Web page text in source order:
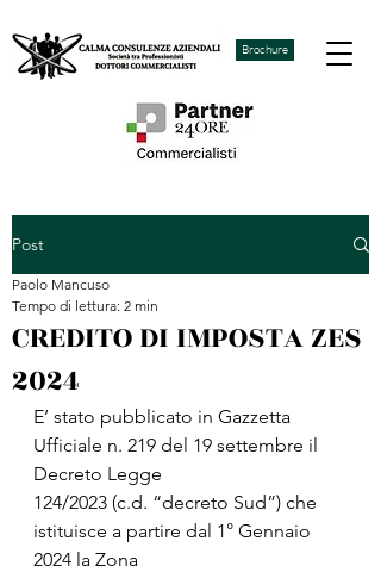
Brochure
Post
CREDITO DI IMPOSTA ZES
2024
Paolo Mancuso
Tempo di lettura: 2 min
E’ stato pubblicato in Gazzetta
Ufficiale n. 219 del 19 settembre il
Decreto Legge
124/2023 (c.d. “decreto Sud”) che
istituisce a partire dal 1° Gennaio
2024 la Zona